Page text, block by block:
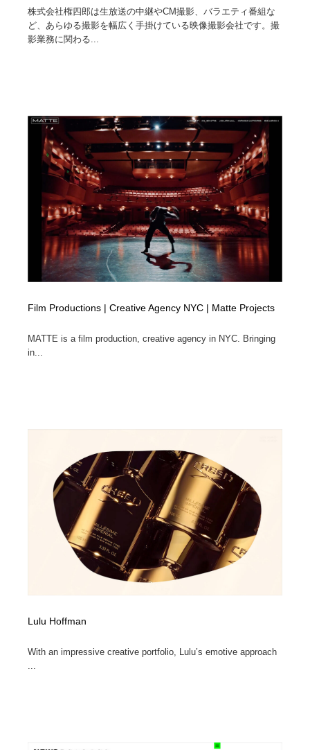
株式会社権四郎は生放送の中継やCM撮影、バラエティ番組な
ど、あらゆる撮影を幅広く手掛けている映像撮影会社です。撮
影業務に関わる...
Film Productions | Creative Agency NYC | Matte Projects
MATTE is a film production, creative agency in NYC. Bringing
in...
Lulu Hoffman
With an impressive creative portfolio, Lulu’s emotive approach